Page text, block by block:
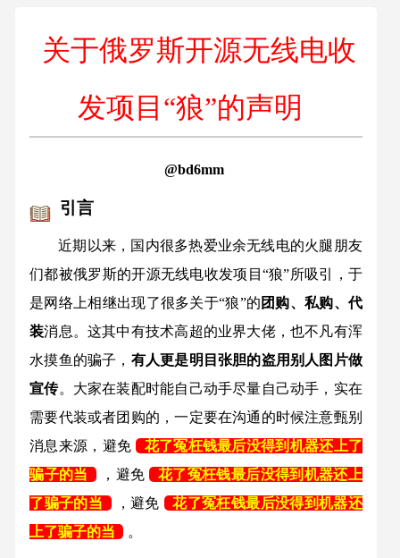
关于俄罗斯开源无线电收
发项目“狼”的声明
@bd6mm
引言
近期以来，国内很多热爱业余无线电的火腿朋友
们都被俄罗斯的开源无线电收发项目“狼”所吸引，于
是网络上相继出现了很多关于“狼”的 团购、私购、代
装消息。这其中有技术高超的业界大佬，也不凡有浑
水摸鱼的骗子， 有人更是明目张胆的盗用别人图片做
宣传。大家在装配时能自己动手尽量自己动手，实在
需要代装或者团购的，一定要在沟通的时候注意甄别
消息来源，避免
花了冤枉钱最后没得到机器还上了
骗子的当
，避免
花了冤枉钱最后没得到机器还上
了骗子的当
，避免
花了冤枉钱最后没得到机器还
上了骗子的当
。